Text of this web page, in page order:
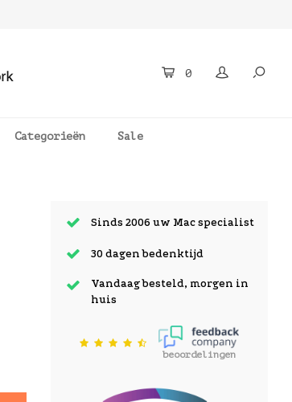
0
Categorieën Sale
Sinds 2006 uw Mac specialist
30 dagen bedenktijd
Vandaag besteld, morgen in
huis
beoordelingen